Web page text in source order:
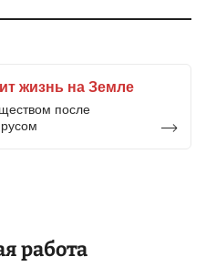
жизнь на Земле
после
работа